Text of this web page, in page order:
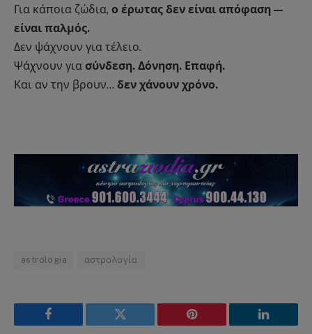
Για κάποια ζώδια, ο έρωτας δεν είναι απόφαση —
είναι παλμός.
Δεν ψάχνουν για τέλειο.
Ψάχνουν για σύνδεση. Δόνηση. Επαφή.
Και αν την βρουν… δεν χάνουν χρόνο.
astrologia αστρολογία
Facebook Twitter Pinterest LinkedIn